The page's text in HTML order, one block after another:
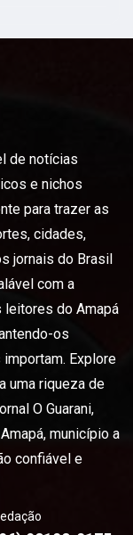
de notícias
e nichos
para trazer as
cidades,
jornais do Brasil
com a
leitores do Amapá
os
Explore
uma riqueza de
O Guarani,
município a
confiável e